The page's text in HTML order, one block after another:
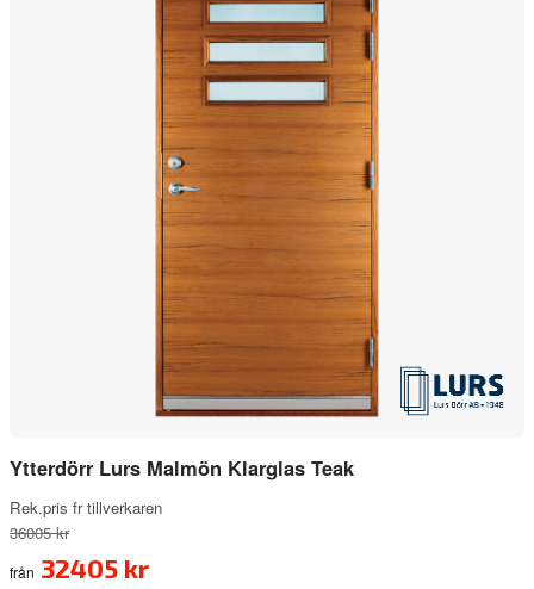
Ytterdörr Lurs Malmön Klarglas Teak
Rek.pris fr tillverkaren
36005 kr
från 32405 kr